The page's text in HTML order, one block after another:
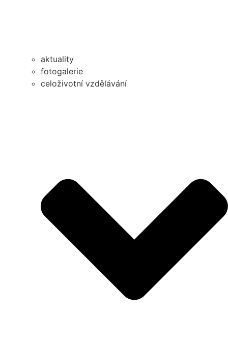
aktuality
fotogalerie
celoživotní vzdělávání